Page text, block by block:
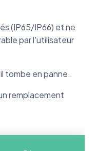
(IP65/IP66) et ne
par l'utilisateur
tombe en panne.
remplacement